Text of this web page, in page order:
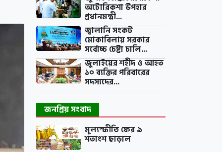
অটোরিকশা উপহার
প্রধানমন্ত্রী...
জ্বালানি সংকট
মোকাবিলায় সরকার
সর্বোচ্চ চেষ্টা চালি...
জুলাইয়ের শহীদ ও আহত
১০ ব্যক্তির পরিবারের
সদস্যদের...
জনপ্রিয় সংবাদ
মূল্যস্ফীতি ফের ৯
শতাংশ ছাড়াল